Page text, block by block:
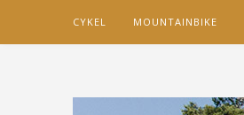
CYKEL MOUNTAINBIKE